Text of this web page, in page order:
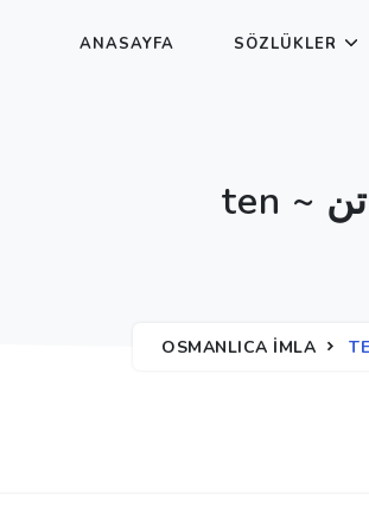
ANASAYFA SÖZLÜKLER
ten ~ تن
OSMANLICA İMLA